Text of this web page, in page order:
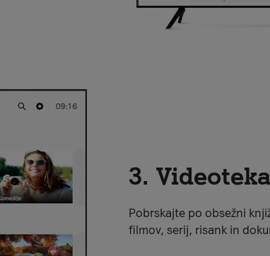
3.
Pobrskajte po obsežni
filmov, serij, risank in